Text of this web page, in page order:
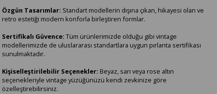
Özgün Tasarımlar: Standart modellerin dışına çıkan, hikayesi olan ve
retro estetiği modern konforla birleştiren formlar.
Sertifikalı Güvence: Tüm ürünlerimizde olduğu gibi vintage
modellerimizde de uluslararası standartlara uygun pırlanta sertifikası
sunulmaktadır.
Kişiselleştirilebilir Seçenekler: Beyaz, sarı veya rose altın
seçenekleriyle vintage yüzüğünüzü kendi zevkinize göre
özelleştirebilirsiniz.